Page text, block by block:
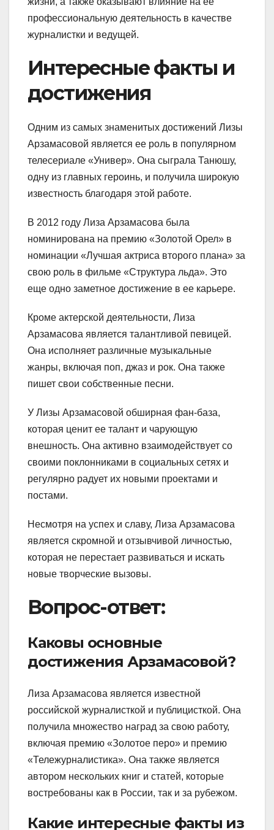
профессиональную деятельность в качестве
журналистки и ведущей.
Интересные факты и
достижения
Одним из самых знаменитых достижений Лизы
Арзамасовой является ее роль в популярном
телесериале «Универ». Она сыграла Танюшу,
одну из главных героинь, и получила широкую
известность благодаря этой работе.
В 2012 году Лиза Арзамасова была
номинирована на премию «Золотой Орел» в
номинации «Лучшая актриса второго плана» за
свою роль в фильме «Структура льда». Это
еще одно заметное достижение в ее карьере.
Кроме актерской деятельности, Лиза
Арзамасова является талантливой певицей.
Она исполняет различные музыкальные
жанры, включая поп, джаз и рок. Она также
пишет свои собственные песни.
У Лизы Арзамасовой обширная фан-база,
которая ценит ее талант и чарующую
внешность. Она активно взаимодействует со
своими поклонниками в социальных сетях и
регулярно радует их новыми проектами и
постами.
Несмотря на успех и славу, Лиза Арзамасова
является скромной и отзывчивой личностью,
которая не перестает развиваться и искать
новые творческие вызовы.
Вопрос-ответ:
Каковы основные
достижения Арзамасовой?
Лиза Арзамасова является известной
российской журналисткой и публицисткой. Она
получила множество наград за свою работу,
включая премию «Золотое перо» и премию
«Тележурналистика». Она также является
автором нескольких книг и статей, которые
востребованы как в России, так и за рубежом.
Какие интересные факты из